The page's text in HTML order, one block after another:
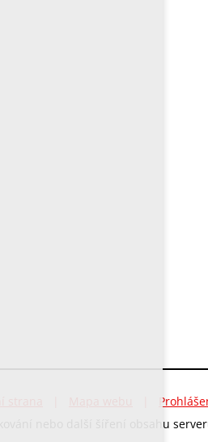
nebo další šíření obsahu